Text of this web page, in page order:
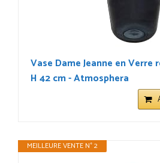
Vase Dame Jeanne en Verre
H 42 cm - Atmosphera
MEILLEURE VENTE N° 2